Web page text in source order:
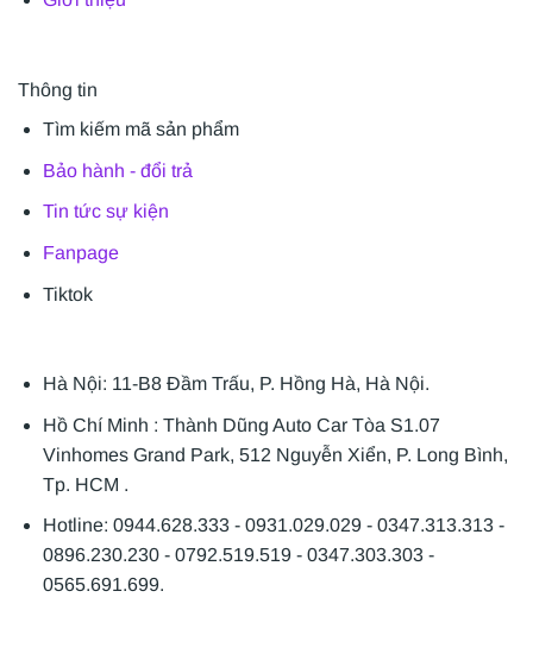
Thông tin
Tìm kiếm mã sản phẩm
Bảo hành - đổi trả
Tin tức sự kiện
Fanpage
Tiktok
Hà Nội: 11-B8 Đầm Trấu, P. Hồng Hà, Hà Nội.
Hồ Chí Minh : Thành Dũng Auto Car Tòa S1.07
Vinhomes Grand Park, 512 Nguyễn Xiển, P. Long Bình,
Tp. HCM .
Hotline: 0944.628.333 - 0931.029.029 - 0347.313.313 -
0896.230.230 - 0792.519.519 - 0347.303.303 -
0565.691.699.